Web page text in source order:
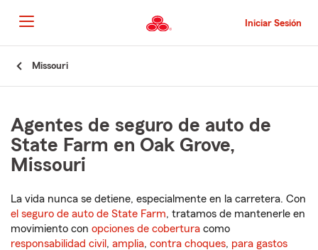
al
contenido
principal
Iniciar Sesión
Missouri
Agentes de seguro de auto de
State Farm en Oak Grove,
Missouri
La vida nunca se detiene, especialmente en la carretera. Con
el seguro de auto de State Farm, tratamos de mantenerle en
movimiento con opciones de cobertura como
responsabilidad civil , amplia, contra choques, para gastos